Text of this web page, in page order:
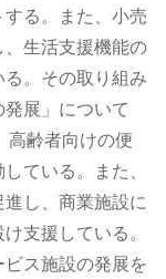
る。また、小売
生活支援機能の
。その取り組み
展」について
高齢者向けの便
ている。また、
し、商業施設に
支援している。
ス施設の発展を